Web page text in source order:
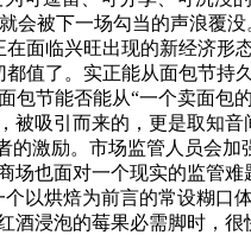
被下一场勾当的声浪覆
临兴旺出现的新经济形
值了。实正能从面包节持
节能否能从“一个卖面包
吸引而来的，更是取知
激励。市场监管人员会
也面对一个现实的监管
以烘焙为前言的常设糊口
浸泡的莓果必需脚时，